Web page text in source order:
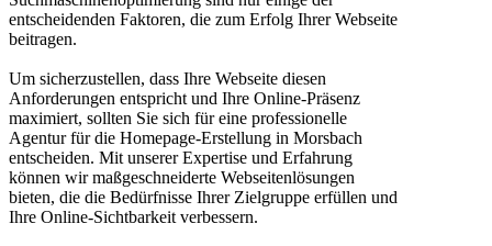
entscheidenden Faktoren, die zum Erfolg Ihrer Webseite
beitragen.
Um sicherzustellen, dass Ihre Webseite diesen
Anforderungen entspricht und Ihre Online-Präsenz
maximiert, sollten Sie sich für eine professionelle
Agentur für die Homepage-Erstellung in Morsbach
entscheiden. Mit unserer Expertise und Erfahrung
können wir maßgeschneiderte Webseitenlösungen
bieten, die die Bedürfnisse Ihrer Zielgruppe erfüllen und
Ihre Online-Sichtbarkeit verbessern.